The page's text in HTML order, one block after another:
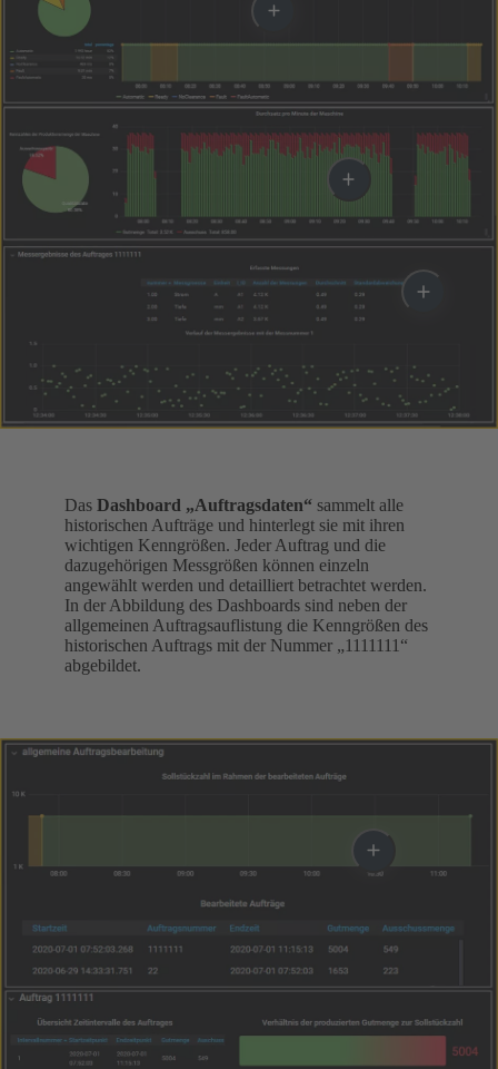
Das Dashboard „Auftragsdaten“ sammelt alle
historischen Aufträge und hinterlegt sie mit ihren
wichtigen Kenngrößen. Jeder Auftrag und die
dazugehörigen Messgrößen können einzeln
angewählt werden und detailliert betrachtet werden.
In der Abbildung des Dashboards sind neben der
allgemeinen Auftragsauflistung die Kenngrößen des
historischen Auftrags mit der Nummer „1111111“
abgebildet.